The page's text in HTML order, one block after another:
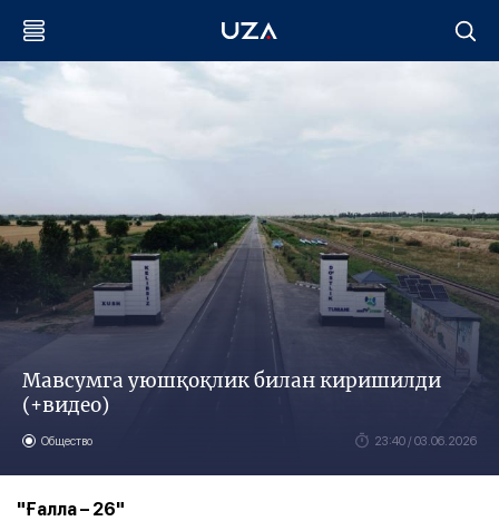
Мавсумга уюшқоқлик билан киришилди
(+видео)
Общество 23:40 / 03.06.2026
"Ғалла – 26"